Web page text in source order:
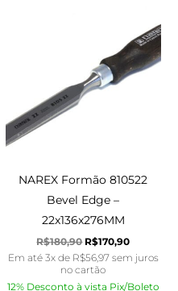
NAREX Formão 810522
Bevel Edge –
22x136x276MM
R$180,90
R$180,90.
R$170,90
preço
atual
é:
R$170,90.
Em até 3x de R$56,97 sem juros
no cartão
12% Desconto à vista Pix/Boleto